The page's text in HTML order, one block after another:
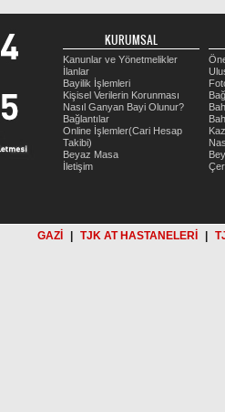
KURUMSAL
Kanunlar ve Yönetmelikler
İlanlar
Bayilik İşlemleri
Kişisel Verilerin Korunması
Nasıl Ganyan Bayi Olunur?
Bağlantılar
Online İşlemler(Cari Hesap
Takibi)
Beyaz Masa
İletişim
GAZİ TJK AT HASTANELERİ